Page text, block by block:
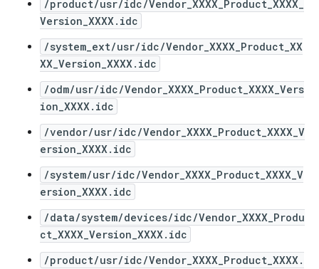
/product/usr/idc/Vendor_XXXX_Product_XXXX_
Version_XXXX.idc
/system_ext/usr/idc/Vendor_XXXX_Product_XX
XX_Version_XXXX.idc
/odm/usr/idc/Vendor_XXXX_Product_XXXX_Vers
ion_XXXX.idc
/vendor/usr/idc/Vendor_XXXX_Product_XXXX_V
ersion_XXXX.idc
/system/usr/idc/Vendor_XXXX_Product_XXXX_V
ersion_XXXX.idc
/data/system/devices/idc/Vendor_XXXX_Produ
ct_XXXX_Version_XXXX.idc
/product/usr/idc/Vendor_XXXX_Product_XXXX.